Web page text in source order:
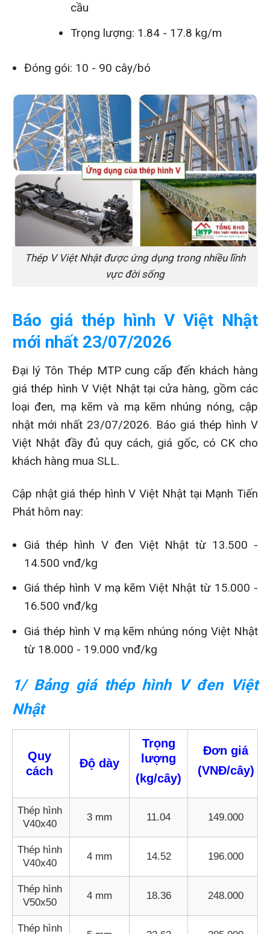
cầu
Trọng lượng: 1.84 - 17.8 kg/m
Đóng gói: 10 - 90 cây/bó
Thép V Việt Nhật được ứng dụng trong nhiều lĩnh
vực đời sống
Báo giá thép hình V Việt Nhật
mới nhất 23/07/2026
Đại lý Tôn Thép MTP cung cấp đến khách hàng
giá thép hình V Việt Nhật tại cửa hàng, gồm các
loại đen, mạ kẽm và mạ kẽm nhúng nóng, cập
nhật mới nhất 23/07/2026. Báo giá thép hình V
Việt Nhật đầy đủ quy cách, giá gốc, có CK cho
khách hàng mua SLL.
Cập nhật giá thép hình V Việt Nhật tại Mạnh Tiến
Phát hôm nay:
Giá thép hình V đen Việt Nhật từ 13.500 -
14.500 vnđ/kg
Giá thép hình V mạ kẽm Việt Nhật từ 15.000 -
16.500 vnđ/kg
Giá thép hình V mạ kẽm nhúng nóng Việt Nhật
từ 18.000 - 19.000 vnđ/kg
1/ Bảng giá thép hình V đen Việt
Nhật
Quy
cách
Độ dày
Trọng
lượng
(kg/cây)
Đơn giá
(VNĐ/cây)
Thép hình
V40x40
3 mm 11.04 149.000
Thép hình
V40x40
4 mm 14.52 196.000
Thép hình
V50x50
4 mm 18.36 248.000
Thép hình